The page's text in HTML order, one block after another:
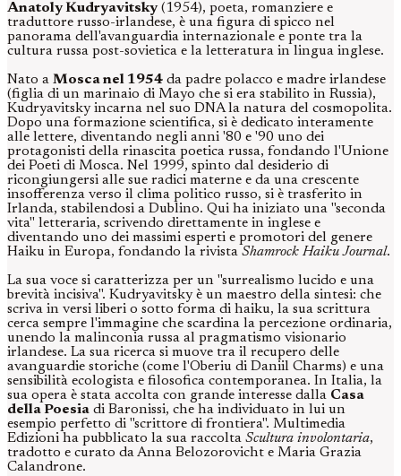
Anatoly Kudryavitsky(1954), poeta, romanziere e
traduttore russo-irlandese, è una figura di spicco nel
panorama dell'avanguardia internazionale e ponte tra la
cultura russa post-sovietica e la letteratura in lingua inglese.
Nato a Mosca nel 1954 da padre polacco e madre irlandese
(figlia di un marinaio di Mayo che si era stabilito in Russia),
Kudryavitsky incarna nel suo DNA la natura del cosmopolita.
Dopo una formazione scientifica, si è dedicato interamente
alle lettere, diventando negli anni '80 e '90 uno dei
protagonisti della rinascita poetica russa, fondando l'Unione
dei Poeti di Mosca. Nel 1999, spinto dal desiderio di
ricongiungersi alle sue radici materne e da una crescente
insofferenza verso il clima politico russo, si è trasferito in
Irlanda, stabilendosi a Dublino. Qui ha iniziato una "seconda
vita" letteraria, scrivendo direttamente in inglese e
diventando uno dei massimi esperti e promotori del genere
Haiku in Europa, fondando la rivista Shamrock Haiku Journal.
La sua voce si caratterizza per un "surrealismo lucido e una
brevità incisiva". Kudryavitsky è un maestro della sintesi: che
scriva in versi liberi o sotto forma di haiku, la sua scrittura
cerca sempre l'immagine che scardina la percezione ordinaria,
unendo la malinconia russa al pragmatismo visionario
irlandese. La sua ricerca si muove tra il recupero delle
avanguardie storiche (come l'Oberiu di Daniil Charms) e una
sensibilità ecologista e filosofica contemporanea. In Italia, la
sua opera è stata accolta con grande interesse dalla Casa
della Poesia di Baronissi, che ha individuato in lui un
esempio perfetto di "scrittore di frontiera". Multimedia
Edizioni ha pubblicato la sua raccolta Scultura involontaria,
tradotto e curato da Anna Belozorovicht e Maria Grazia
Calandrone.